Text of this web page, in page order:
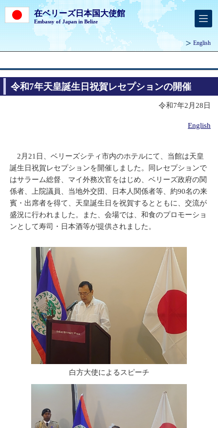
在ベリーズ日本国大使館
Embassy of Japan in Belize
English
令和7年天皇誕生日祝賀レセプションの開催
令和7年2月28日
English
白方大使によるスピーチ
2月21日、ベリーズシティ市内のホテルにて、当館は天皇
誕生日祝賀レセプションを開催しました。同レセプションで
はサラーム総督、マイ外務次官をはじめ、ベリーズ政府の関
係者、上院議員、当地外交団、日本人関係者等、約90名の来
賓・出席者を得て、天皇誕生日を祝賀するとともに、交流が
盛況に行われました。また、会場では、和食のプロモーショ
ンとして寿司・日本酒等が提供されました。